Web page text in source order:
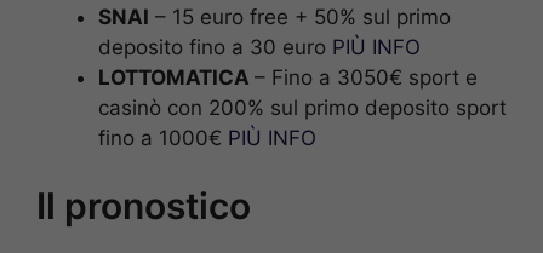
SNAI – 15 euro free + 50% sul primo
deposito fino a 30 euro PIÙ INFO
LOTTOMATICA – Fino a 3050€ sport e
casinò con 200% sul primo deposito sport
fino a 1000€ PIÙ INFO
Il pronostico